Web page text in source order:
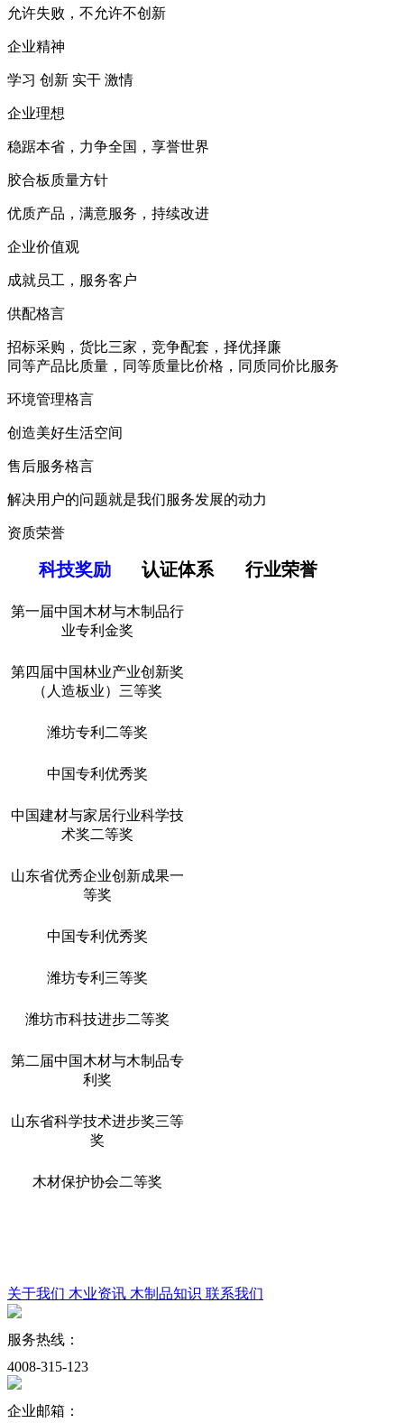
允许失败，不允许不创新
企业精神
学习 创新 实干 激情
企业理想
稳踞本省，力争全国，享誉世界
胶合板质量方针
优质产品，满意服务，持续改进
企业价值观
成就员工，服务客户
供配格言
招标采购，货比三家，竞争配套，择优择廉
同等产品比质量，同等质量比价格，同质同价比服务
环境管理格言
创造美好生活空间
售后服务格言
解决用户的问题就是我们服务发展的动力
资质荣誉
科技奖励 认证体系 行业荣誉
第一届中国木材与木制品行
业专利金奖
第四届中国林业产业创新奖
（人造板业）三等奖
潍坊专利二等奖
中国专利优秀奖
中国建材与家居行业科学技
术奖二等奖
山东省优秀企业创新成果一
等奖
中国专利优秀奖
潍坊专利三等奖
潍坊市科技进步二等奖
第二届中国木材与木制品专
利奖
山东省科学技术进步奖三等
奖
木材保护协会二等奖
关于我们 木业资讯 木制品知识 联系我们
服务热线：
4008-315-123
企业邮箱：